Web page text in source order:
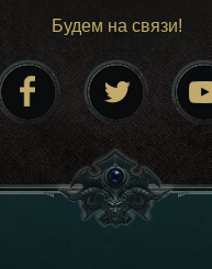
Будем на связи!